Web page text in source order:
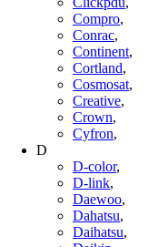
Compro,
Conrac,
Continent,
Cortland,
Cosmosat,
Creative,
Crown,
Cyfron,
D
D-color,
D-link,
Daewoo,
Dahatsu,
Daihatsu,